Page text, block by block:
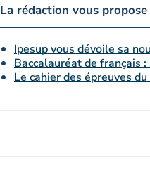
La rédaction vous propose
Ipesup vous dévoile sa
Baccalauréat de français
Le cahier des épreuves